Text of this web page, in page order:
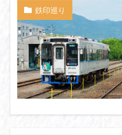
鉄印巡り